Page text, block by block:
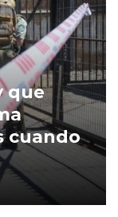
que
cuando